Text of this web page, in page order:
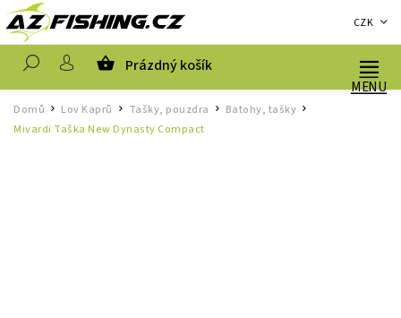
CZK
Prázdný košík
Domů / Lov Kaprů Tašky, pouzdra Batohy, tašky /
Mivardi Taška New Dynasty Compact